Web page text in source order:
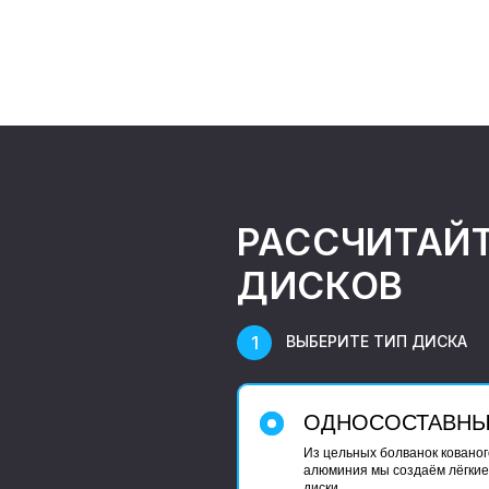
ДИСКОВ
ВЫБЕРИТЕ ТИП ДИСКА
Из цельных болванок
алюминия мы создаём